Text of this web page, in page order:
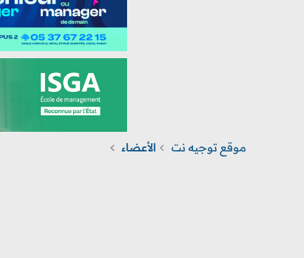
موقع توجيه نت الأعضاء